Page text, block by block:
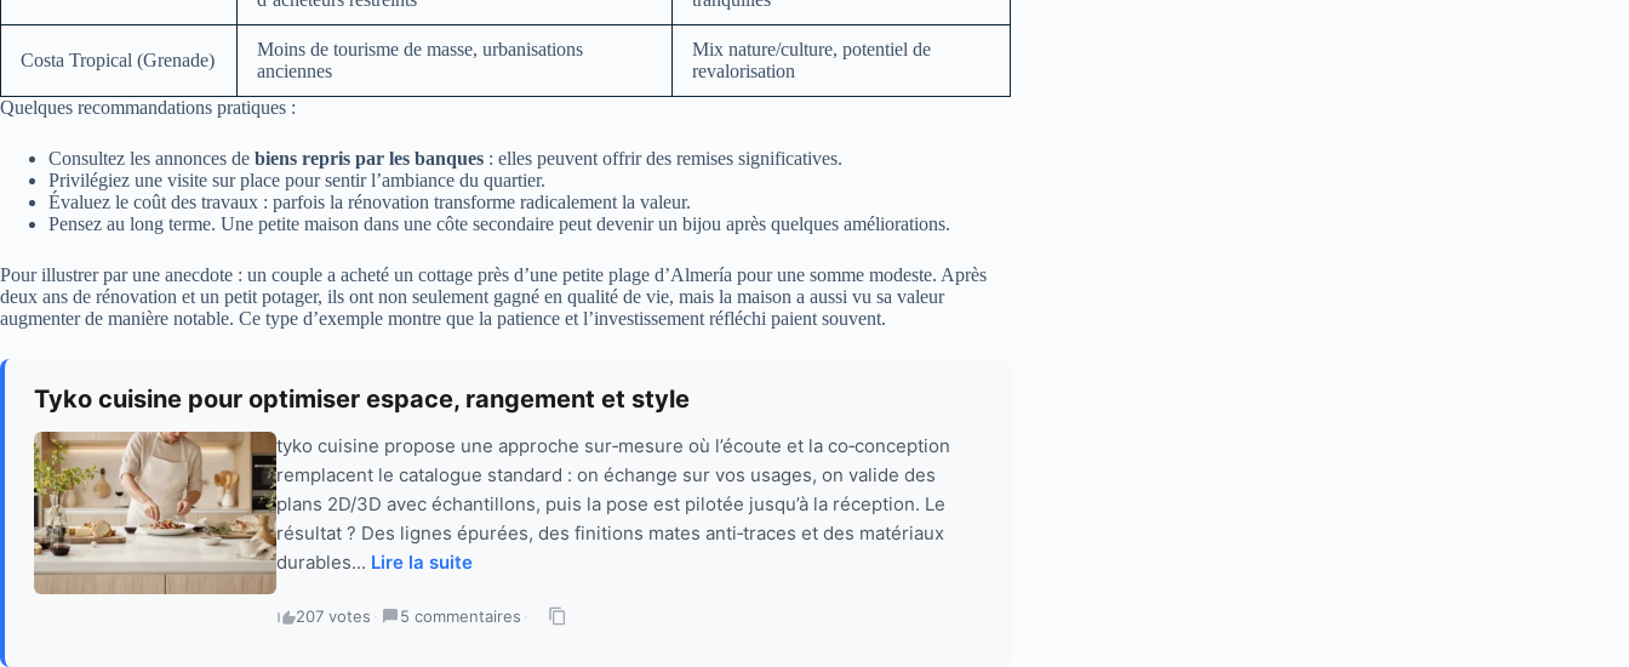
Costa Tropical (Grenade)
Moins de tourisme de masse, urbanisations
anciennes
Mix nature/culture, potentiel de
revalorisation
Quelques recommandations pratiques :
Consultez les annonces de biens repris par les banques : elles peuvent offrir des remises significatives.
Privilégiez une visite sur place pour sentir l’ambiance du quartier.
Évaluez le coût des travaux : parfois la rénovation transforme radicalement la valeur.
Pensez au long terme. Une petite maison dans une côte secondaire peut devenir un bijou après quelques améliorations.
Pour illustrer par une anecdote : un couple a acheté un cottage près d’une petite plage d’Almería pour une somme modeste. Après
deux ans de rénovation et un petit potager, ils ont non seulement gagné en qualité de vie, mais la maison a aussi vu sa valeur
augmenter de manière notable. Ce type d’exemple montre que la patience et l’investissement réfléchi paient souvent.
Tyko cuisine pour optimiser espace, rangement et style
tyko cuisine propose une approche sur‑mesure où l’écoute et la co‑conception
remplacent le catalogue standard : on échange sur vos usages, on valide des
plans 2D/3D avec échantillons, puis la pose est pilotée jusqu’à la réception. Le
résultat ? Des lignes épurées, des finitions mates anti‑traces et des matériaux
durables... Lire la suite
207 votes · 5 commentaires ·